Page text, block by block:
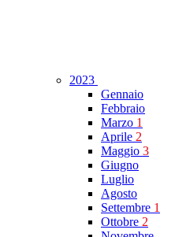
2023
Gennaio
Febbraio
Marzo 1
Aprile 2
Maggio 3
Giugno
Luglio
Agosto
Settembre 1
Ottobre 2